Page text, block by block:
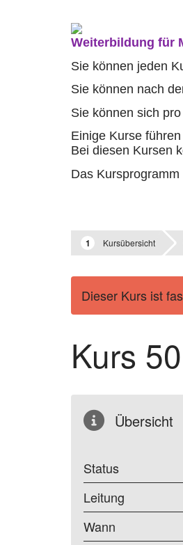
Weiterbildung für
Sie können jeden
Sie können nach
Sie können sich
Einige Kurse
Bei diesen Kursen
Das
Kursübersicht
Dieser Kurs ist
Kurs
Übersicht
Status
Leitung
Wann